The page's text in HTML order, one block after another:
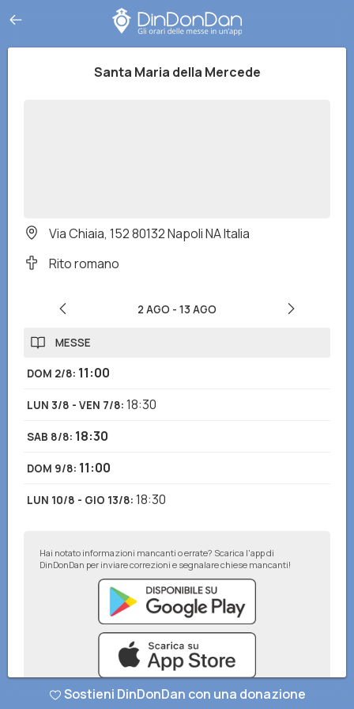
Santa Maria della Mercede
Via Chiaia, 152 80132 Napoli NA Italia
Rito romano
2 AGO - 13 AGO
MESSE
DOM 2/8: 11:00
LUN 3/8 - VEN 7/8: 18:30
SAB 8/8: 18:30
DOM 9/8: 11:00
LUN 10/8 - GIO 13/8: 18:30
Hai notato informazioni mancanti o errate? Scarica l'app di
DinDonDan per inviare correzioni e segnalare chiese mancanti!
Sostieni DinDonDan con una donazione